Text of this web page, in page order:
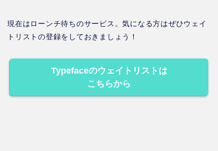
現在はローンチ待ちのサービス。気になる方はぜひウェイ
トリストの登録をしておきましょう！
Typefaceのウェイトリストは
こちらから